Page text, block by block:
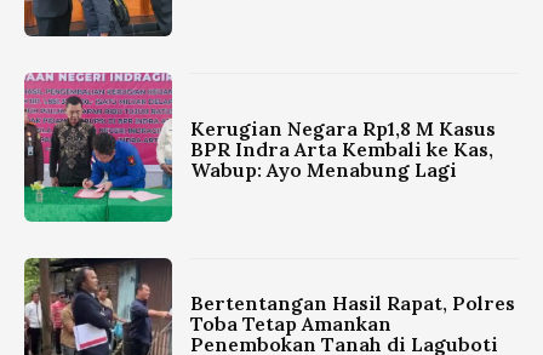
Kerugian Negara Rp1,8 M Kasus
BPR Indra Arta Kembali ke Kas,
Wabup: Ayo Menabung Lagi
Bertentangan Hasil Rapat, Polres
Toba Tetap Amankan
Penembokan Tanah di Laguboti